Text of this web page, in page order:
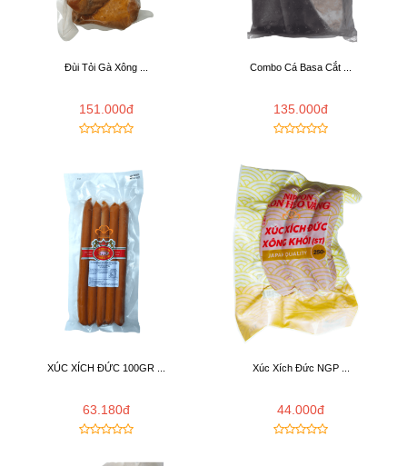
Đùi Tỏi Gà Xông ...
151.000đ
Combo Cá Basa Cắt ...
135.000đ
XÚC XÍCH ĐỨC 100GR ...
63.180đ
Xúc Xích Đức NGP ...
44.000đ